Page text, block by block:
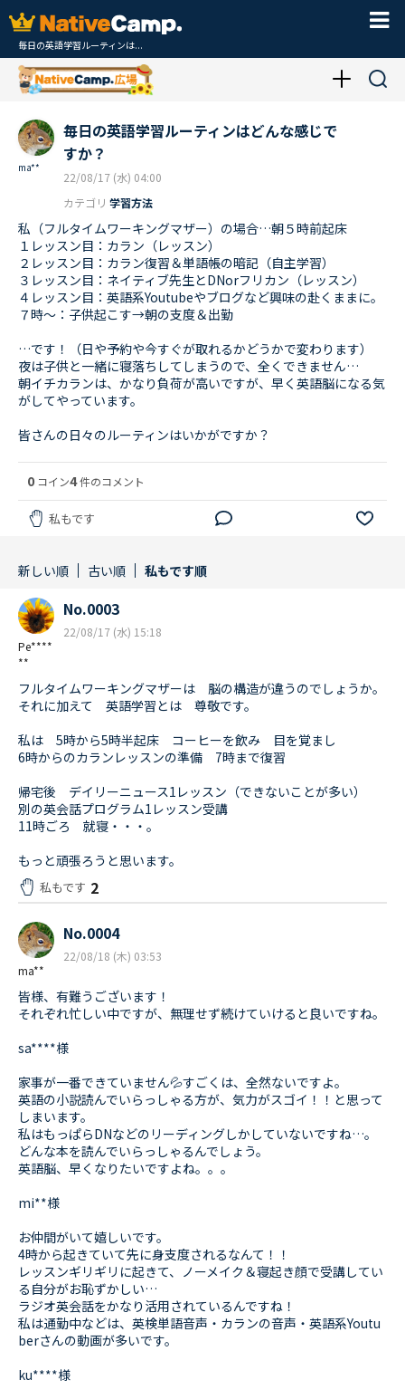
毎日の英語学習ルーティンは...
ma**
毎日の英語学習ルーティンはどんな感じで
すか？
22/08/17 (水) 04:00
カテゴリ 学習方法
私（フルタイムワーキングマザー）の場合…朝５時前起床
１レッスン目：カラン（レッスン）
２レッスン目：カラン復習＆単語帳の暗記（自主学習）
３レッスン目：ネイティブ先生とDNorフリカン（レッスン）
４レッスン目：英語系Youtubeやブログなど興味の赴くままに。
７時～：子供起こす→朝の支度＆出勤
…です！（日や予約や今すぐが取れるかどうかで変わります）
夜は子供と一緒に寝落ちしてしまうので、全くできません…
朝イチカランは、かなり負荷が高いですが、早く英語脳になる気
がしてやっています。
皆さんの日々のルーティンはいかがですか？
0 コイン4件のコメント
私もです
新しい順 古い順 私もです順
Pe****
**
No.0003
22/08/17 (水) 15:18
フルタイムワーキングマザーは 脳の構造が違うのでしょうか。
それに加えて 英語学習とは 尊敬です。
私は 5時から5時半起床 コーヒーを飲み 目を覚まし
6時からのカランレッスンの準備 7時まで復習
帰宅後 デイリーニュース1レッスン（できないことが多い）
別の英会話プログラム1レッスン受講
11時ごろ 就寝・・・。
もっと頑張ろうと思います。
私もです 2
ma**
No.0004
22/08/18 (木) 03:53
皆様、有難うございます！
それぞれ忙しい中ですが、無理せず続けていけると良いですね。
sa****様
家事が一番できていません💦すごくは、全然ないですよ。
英語の小説読んでいらっしゃる方が、気力がスゴイ！！と思って
しまいます。
私はもっぱらDNなどのリーディングしかしていないですね…。
どんな本を読んでいらっしゃるんでしょう。
英語脳、早くなりたいですよね。。。
mi**様
お仲間がいて嬉しいです。
4時から起きていて先に身支度されるなんて！！
レッスンギリギリに起きて、ノーメイク＆寝起き顔で受講してい
る自分がお恥ずかしい…
ラジオ英会話をかなり活用されているんですね！
私は通勤中などは、英検単語音声・カランの音声・英語系Youtu
berさんの動画が多いです。
ku****様